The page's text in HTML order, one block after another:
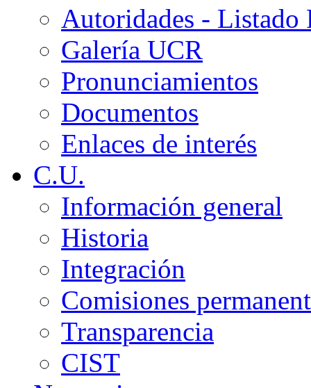
Autoridades - Listado
Galería UCR
Pronunciamientos
Documentos
Enlaces de interés
C.U.
Información general
Historia
Integración
Comisiones
Transparencia
CIST